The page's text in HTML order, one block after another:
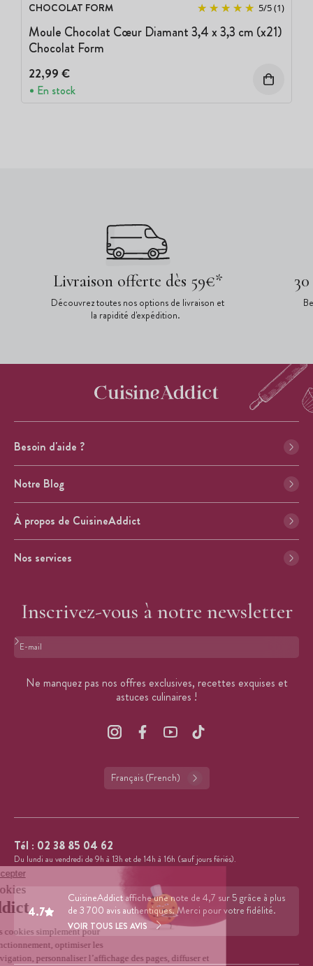
CHOCOLAT FORM 5/5(1)
Moule Chocolat Cœur Diamant 3,4 x 3,3 cm (x21)
Chocolat Form
22,99 €
En stock
Livraison offerte dès 59€*
Découvrez toutes nos options de livraison et
la rapidité d'expédition.
Besoin d'aide ?
Notre Blog
À propos de CuisineAddict
Nos services
Inscrivez-vous à notre newsletter
Format : adresse@email.com
Ne manquez pas nos offres exclusives, recettes exquises et
astuces culinaires !
Français (French)
Tél : 02 38 85 04 62
Du lundi au vendredi de 9h à 13h et de 14h à 16h (sauf jours fériés).
4.7
CuisineAddict affiche une note de 4,7 sur 5 grâce à plus
de 3 700 avis authentiques. Merci pour votre fidélité.
VOIR TOUS LES AVIS